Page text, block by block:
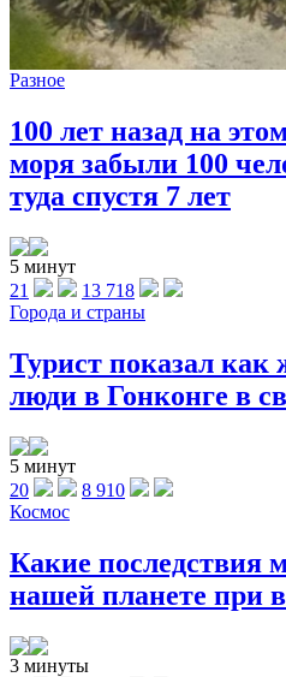
Разное
100 лет назад на
моря забыли 100
туда спустя 7 лет
5 минут
21
13 718
Города и страны
Турист показал
люди в Гонконге в
5 минут
20
8 910
Космос
Какие последствия
нашей планете при
3 минуты